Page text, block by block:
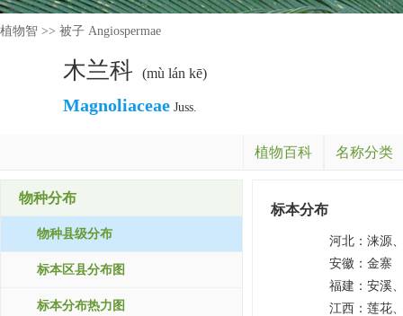
植物智 >> 被子 Angiospermae
木兰科 (mù lán kē)
Magnoliaceae Juss.
植物百科 名称分类
物种分布
物种县级分布
标本区县分布图
标本分布热力图
标本分布
河北： 涞源
安徽： 金寨
福建： 安溪
江西： 莲花